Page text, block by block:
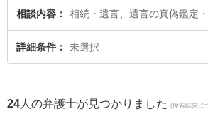
日や夜間に発生した遺言無効のトラブルを今すぐに
言無効のトラブル解決の実績豊富な近くの弁護士を
料で遺言無効を法律相談できる新潟市中央区内の弁
相談内容 相続・遺言、遺言の真偽鑑定
詳細条件 未選択
24 人の弁護士が見つかりました (検索結果に